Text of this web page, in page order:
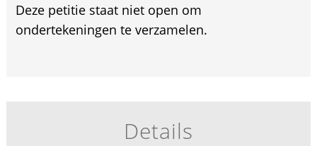
Deze petitie staat niet open om
ondertekeningen te verzamelen.
Details